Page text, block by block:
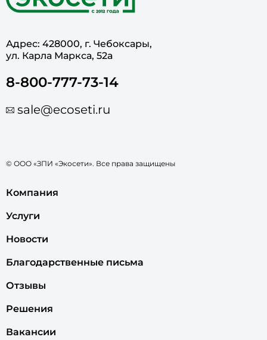
Адрес: 428000, г. Чебоксары,
ул. Карла Маркса, 52а
8-800-777-73-14
sale@ecoseti.ru
© ООО «ЗПИ «Экосети». Все права защищены
Компания
Услуги
Новости
Благодарственные письма
Отзывы
Решения
Вакансии